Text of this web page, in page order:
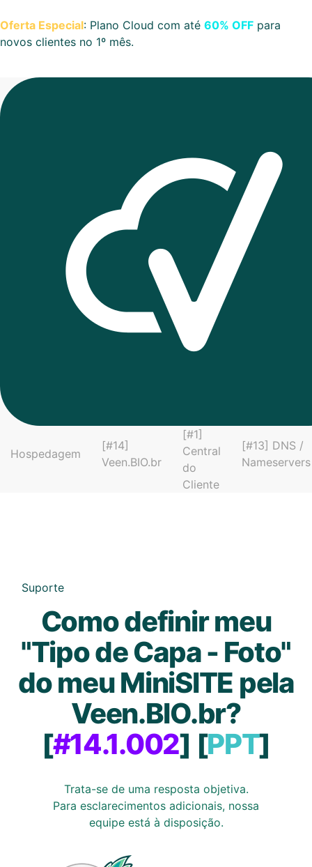
Oferta Especial: Plano Cloud com até 60% OFF para
novos clientes no 1º mês.
Hospedagem
[#14]
Veen.BIO.br
[#1]
Central
do
Cliente
[#13] DNS /
Nameservers
Suporte
Como definir meu
"Tipo de Capa - Foto"
do meu MiniSITE pela
Veen.BIO.br?
[#14.1.002] [PPT]
Trata-se de uma resposta objetiva.
Para esclarecimentos adicionais, nossa
equipe está à disposição.